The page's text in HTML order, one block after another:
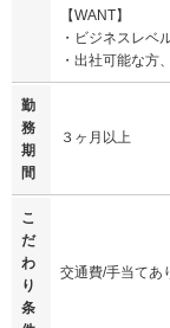
【WANT】
・ビジネスレベ
・出社可能な方
勤
務
期
間
３ヶ月以上
こ
だ
わ
り
条
交通費/手当てあ